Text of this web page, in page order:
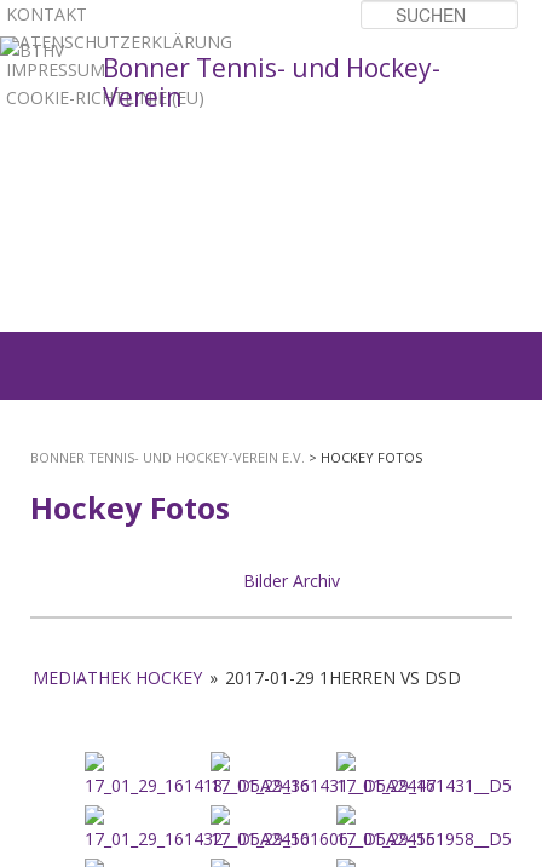
KONTAKT
DATENSCHUTZERKLÄRUNG
IMPRESSUM
COOKIE-RICHTLINIE (EU)
Bonner Tennis- und Hockey-
Verein
1 2 3
INHALT
SPRINGEN
BONNER TENNIS- UND HOCKEY-VEREIN E.V. > HOCKEY FOTOS
Hockey Fotos
Bilder Archiv
MEDIATHEK HOCKEY » 2017-01-29 1HERREN VS DSD